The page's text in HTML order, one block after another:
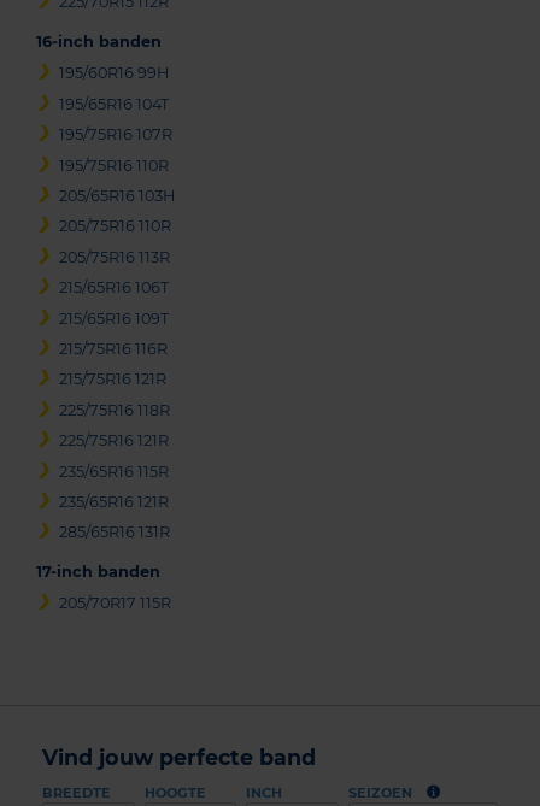
16-inch banden
195/60R16 99H
195/65R16 104T
195/75R16 107R
195/75R16 110R
205/65R16 103H
205/75R16 110R
205/75R16 113R
215/65R16 106T
215/65R16 109T
215/75R16 116R
215/75R16 121R
225/75R16 118R
225/75R16 121R
235/65R16 115R
235/65R16 121R
285/65R16 131R
17-inch banden
205/70R17 115R
Vind jouw perfecte band
BREEDTE HOOGTE INCH SEIZOEN